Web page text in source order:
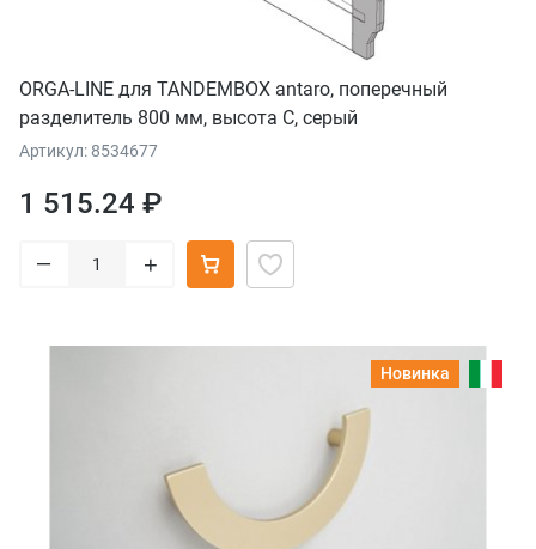
ORGA-LINE для TANDEMBOX antaro, поперечный
разделитель 800 мм, высота C, серый
Артикул: 8534677
1 515.24 ₽
– +
Новинка